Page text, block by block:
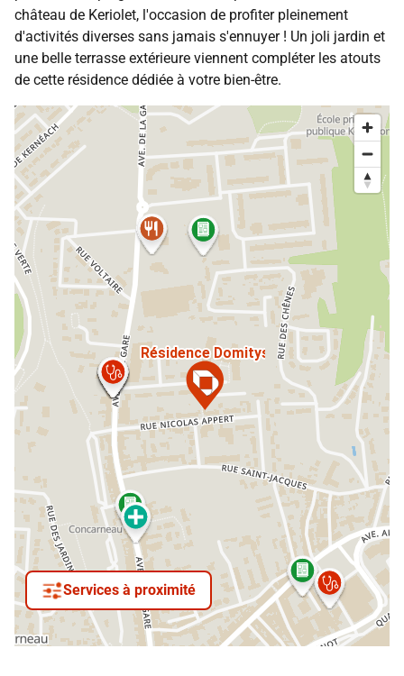
château de Keriolet, l'occasion de profiter pleinement
d'activités diverses sans jamais s'ennuyer ! Un joli jardin et
une belle terrasse extérieure viennent compléter les atouts
de cette résidence dédiée à votre bien-être.
Services à proximité